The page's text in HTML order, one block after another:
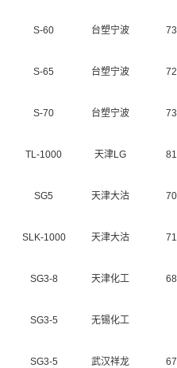
S-60 台塑宁波
S-65 台塑宁波
S-70 台塑宁波
TL-1000 天津LG
SG5 天津大沽
SLK-1000 天津大沽
SG3-8 天津化工
SG3-5 无锡化工
SG3-5 武汉祥龙